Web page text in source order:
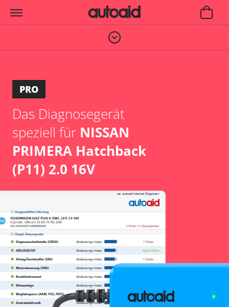
PRO
Das Diagnosegerät
speziell für NISSAN
PRIMERA Hatchback
(P11) 2.0 16V